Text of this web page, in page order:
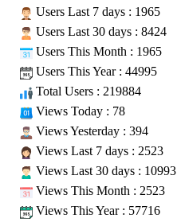
Users Last 7 days : 1965
Users Last 30 days : 8424
Users This Month : 1965
Users This Year : 44995
Total Users : 219884
Views Today : 78
Views Yesterday : 394
Views Last 7 days : 2523
Views Last 30 days : 10993
Views This Month : 2523
Views This Year : 57716